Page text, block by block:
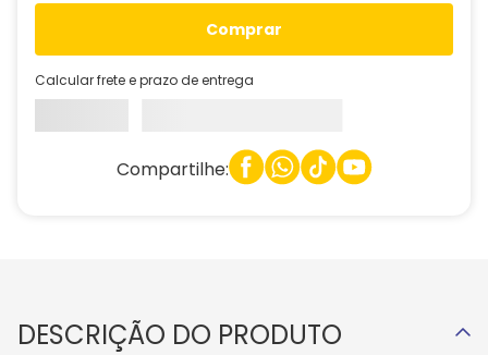
comprar
Calcular frete e prazo de entrega
Compartilhe:
DESCRIÇÃO DO PRODUTO